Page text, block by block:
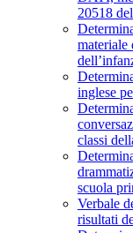
20518
materiale
inglese
classi
scuola
Verbale
risultati